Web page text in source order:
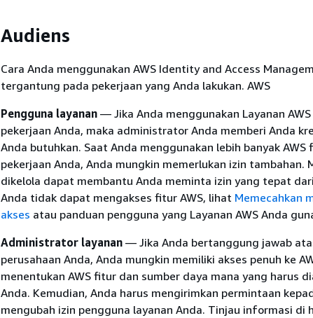
Audiens
Cara Anda menggunakan AWS Identity and Access
tergantung pada pekerjaan yang Anda lakukan. AWS
Pengguna layanan — Jika Anda menggunakan Layanan
pekerjaan Anda, maka administrator Anda memberi Anda
Anda butuhkan. Saat Anda menggunakan lebih banyak
pekerjaan Anda, Anda mungkin memerlukan izin tambahan.
dikelola dapat membantu Anda meminta izin yang tepat
Anda tidak dapat mengakses fitur AWS, lihat Memecahkan
akses atau panduan pengguna yang Layanan AWS Anda
Administrator layanan — Jika Anda bertanggung jawab
perusahaan Anda, Anda mungkin memiliki akses penuh ke
menentukan AWS fitur dan sumber daya mana yang harus
Anda. Kemudian, Anda harus mengirimkan permintaan
mengubah izin pengguna layanan Anda. Tinjau informasi di